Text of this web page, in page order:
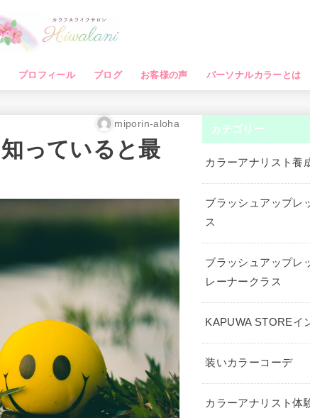
プロフィール ブログ お客様の声 パーソナルカラーとは
miporin-aloha
っていると最
カテゴリー
カラーアナリスト養
ブラッシュアップ
ス
ブラッシュアップ
レーナークラス
KAPUWA STOREイ
装いカラーコーデ
カラーアナリスト体